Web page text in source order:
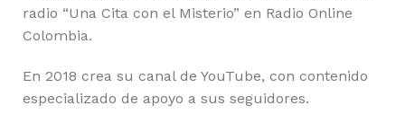
radio “Una Cita con el Misterio” en Radio Online
Colombia.
En 2018 crea su canal de YouTube, con contenido
especializado de apoyo a sus seguidores.